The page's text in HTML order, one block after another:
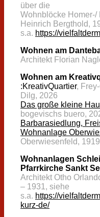
über die
Wohnblöcke Homer-/
Heinrich Bergthold,
s.a. https://
Wohnen am
Architekt Florian
Wohnen am
:KreativQuartier,
Dilg, 2026
Das große kleine
bogevischs buero,
Barbarasiedlung,
Wohnanlage
Oberwiesenfeld, 1919
Wohnanlagen
Pfarrkirche Sankt
Architekt Otho
– 1931, siehe
s.a. https://
kurz-de/